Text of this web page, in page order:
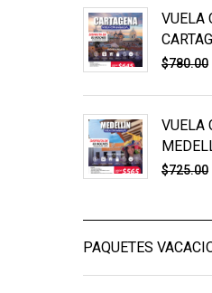
VUELA
$780.00
VUELA
$725.00
PAQUETES